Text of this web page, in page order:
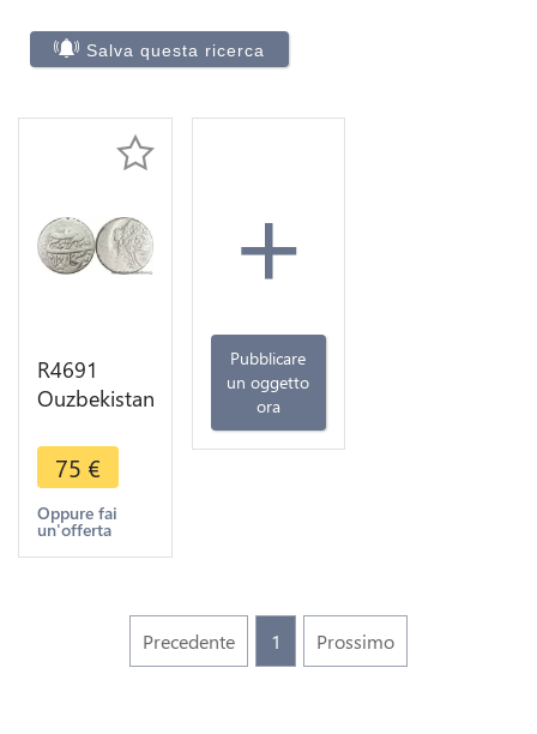
Salva questa ricerca
R4691
Ouzbekistan
Muzaffar al-
Din bin
Nasr-Allah
1860-1886
75 €
Oppure fai
un'offerta
+
Pubblicare
un oggetto
ora
Precedente 1 Prossimo